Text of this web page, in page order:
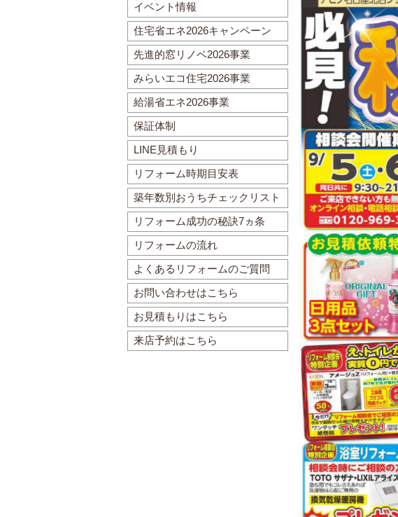
イベント情報
住宅省エネ2026キャンペーン
先進的窓リノベ2026事業
みらいエコ住宅2026事業
給湯省エネ2026事業
保証体制
LINE見積もり
リフォーム時期目安表
築年数別おうちチェックリスト
リフォーム成功の秘訣7ヵ条
リフォームの流れ
よくあるリフォームのご質問
お問い合わせはこちら
お見積もりはこちら
来店予約はこちら